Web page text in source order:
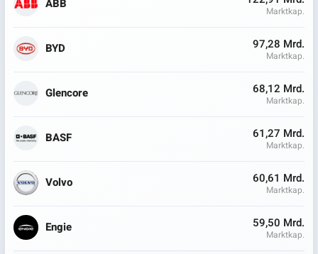
ABB Marktkap.
BYD 97,28 Mrd.
Marktkap.
Glencore 68,12 Mrd.
Marktkap.
BASF 61,27 Mrd.
Marktkap.
Volvo 60,61 Mrd.
Marktkap.
Engie 59,50 Mrd.
Marktkap.